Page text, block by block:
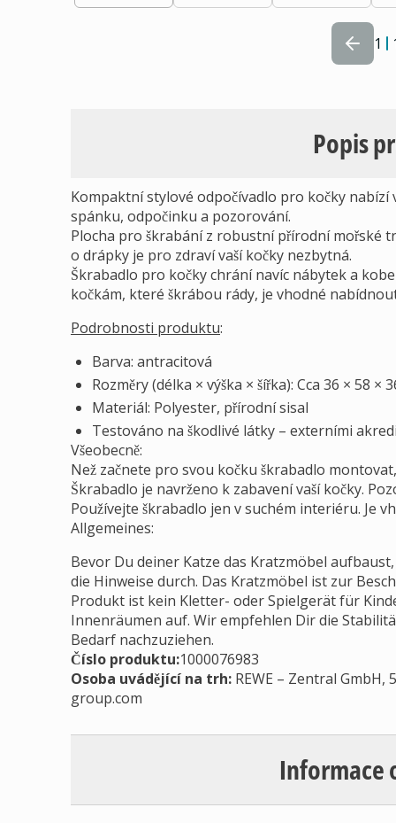
1
Popis
Kompaktní stylové odpočívadlo pro kočky nabízí
spánku, odpočinku a pozorování.
Plocha pro škrabání z robustní přírodní mořské
o drápky je pro zdraví vaší kočky nezbytná.
Škrabadlo pro kočky chrání navíc nábytek a
kočkám, které škrábou rády, je vhodné
Podrobnosti produktu:
Barva: antracitová
Rozměry (délka × výška × šířka): Cca 36 × 58 ×
Materiál: Polyester, přírodní sisal
Testováno na škodlivé látky – externími
Všeobecně:
Než začnete pro svou kočku škrabadlo
Škrabadlo je navrženo k zabavení vaší kočky.
Používejte škrabadlo jen v suchém interiéru. Je
Allgemeines:
Bevor Du deiner Katze das Kratzmöbel
die Hinweise durch. Das Kratzmöbel ist zur
Produkt ist kein Kletter- oder Spielgerät für
Innenräumen auf. Wir empfehlen Dir die
Bedarf nachzuziehen.
Číslo produktu:1000076983
Osoba uvádějící na trh: REWE – Zentral GmbH,
group.com
Informace